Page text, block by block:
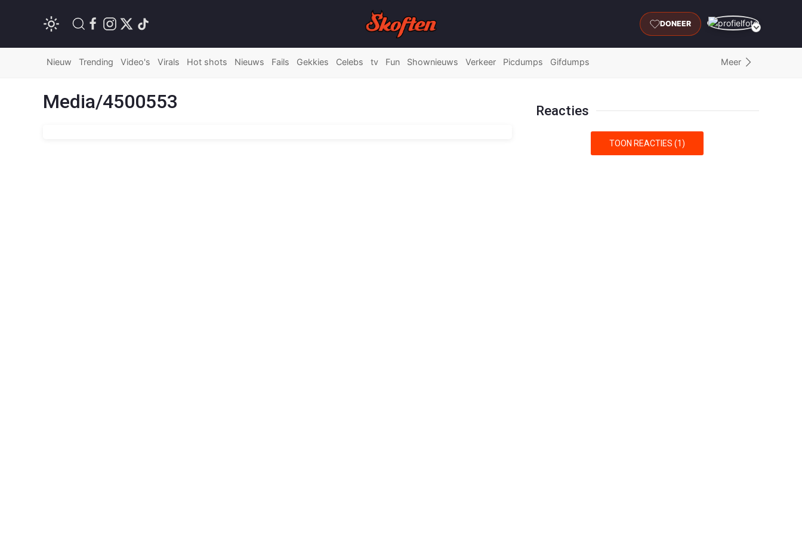
DONEER
Nieuw Trending Video's Virals Hot shots Nieuws Fails Gekkies Celebs tv Fun Shownieuws Verkeer Picdumps Gifdumps Meer
Media/4500553 Reacties
TOON REACTIES (1)